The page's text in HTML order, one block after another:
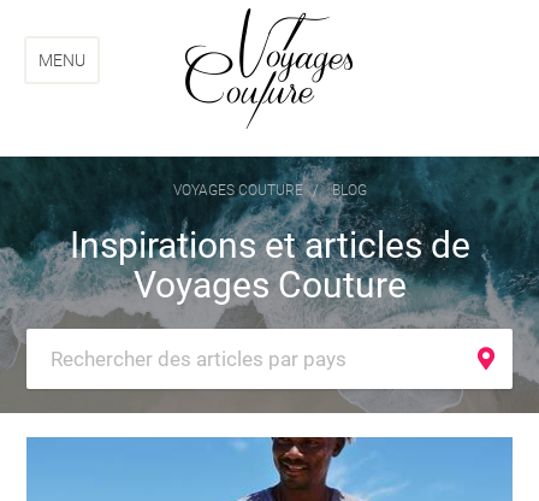
menu
contenuMENU
VOYAGES COUTURE BLOG
Inspirations et articles de
Voyages Couture